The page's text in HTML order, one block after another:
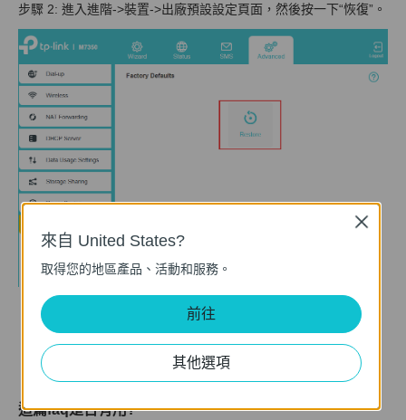
步驟 2: 進入進階->裝置->出廠預設設定頁面，然後按一下“恢復”。
這篇faq是否有用?
來自 United States?
取得您的地區產品、活動和服務。
前往
其他選項
Close